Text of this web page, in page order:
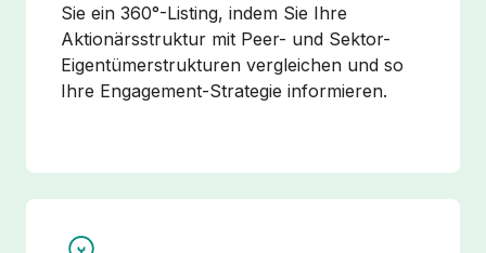
Sie ein 360°-Listing, indem Sie Ihre
Aktionärsstruktur mit Peer- und Sektor-
Eigentümerstrukturen vergleichen und so
Ihre Engagement-Strategie informieren.